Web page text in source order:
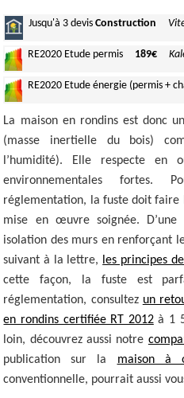
Jusqu'à 3 devis Construction
RE2020 Etude permis 189€
RE2020 Etude énergie (permis +
La maison en rondins est donc
(masse inertielle du bois)
l’humidité). Elle respecte en
environnementales
réglementation, la fuste doit faire
mise en œuvre soignée.
isolation des murs en renforçant
suivant à la lettre,
les principes
cette façon, la fuste est
réglementation, consultez un
en rondins certifiée RT 2012à 1
loin, découvrez aussi notre
publication sur la maison à
conventionnelle, pourrait aussi